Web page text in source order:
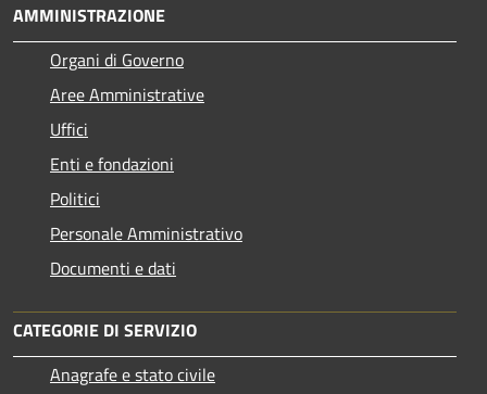
AMMINISTRAZIONE
Organi di Governo
Aree Amministrative
Uffici
Enti e fondazioni
Politici
Personale Amministrativo
Documenti e dati
CATEGORIE DI SERVIZIO
Anagrafe e stato civile